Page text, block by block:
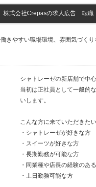
株式会社Crepasの求人広告 転職
働きやすい職場環境、雰囲気づくり
シャトレーゼの新店舗で中
当初は正社員として一般的
いします。
こんな方に来ていただきたい
・シャトレーゼが好きな方
・スイーツが好きな方
・長期勤務が可能な方
・同業種や店長の経験のあ
・土日勤務可能な方